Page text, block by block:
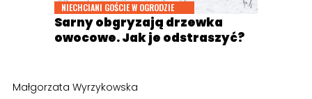
NIECHCIANI GOŚCIE W OGRODZIE
Sarny obgryzają drzewka
owocowe. Jak je odstraszyć?
Małgorzata Wyrzykowska